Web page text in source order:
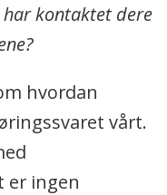
kontaktet dere
hvordan
vårt.
er ingen